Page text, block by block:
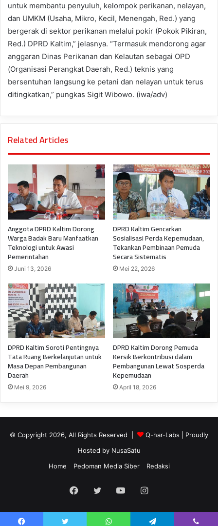
untuk membantu penyuluh, kelompok perikanan, nelayan,
dan UMKM (Usaha, Mikro, Kecil, Menengah, Red.) yang
bergerak di sektor perikanan melalui pokir (Pokok Pikiran,
Red.) DPRD Kaltim,” jelasnya. “Termasuk mendorong agar
anggaran Dinas Perikanan dan Kelautan sebagai OPD
(Organisasi Perangkat Daerah, Red.) teknis yang
bersentuhan langsung ke petani dan nelayan untuk terus
ditingkatkan,” pungkas Sigit Wibowo. (iwa/adv)
Related Articles
Anggota DPRD Kaltim Dorong
Warga Badak Baru Manfaatkan
Teknologi untuk Awasi
Pemerintahan
Juni 13, 2026
DPRD Kaltim Gencarkan
Sosialisasi Perda Kepemudaan,
Tekankan Pembinaan Pemuda
Secara Sistematis
Mei 22, 2026
DPRD Kaltim Soroti Pentingnya
Tata Ruang Berkelanjutan untuk
Masa Depan Pembangunan
Daerah
Mei 9, 2026
DPRD Kaltim Dorong Pemuda
Kersik Berkontribusi dalam
Pembangunan Lewat Sosperda
Kepemudaan
April 18, 2026
© Copyright 2026, All Rights Reserved | Q-har-Labs | Proudly
Hosted by NusaSatu
Home
Pedoman Media Siber Redaksi
Facebook
TwitterYouTubeInstagram